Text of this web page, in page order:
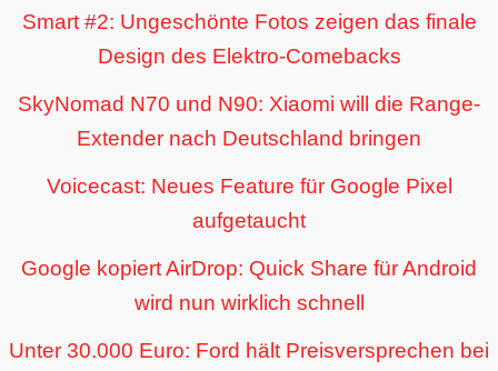
Smart #2: Ungeschönte Fotos zeigen das finale
Design des Elektro-Comebacks
SkyNomad N70 und N90: Xiaomi will die Range-
Extender nach Deutschland bringen
Voicecast: Neues Feature für Google Pixel
aufgetaucht
Google kopiert AirDrop: Quick Share für Android
wird nun wirklich schnell
Unter 30.000 Euro: Ford hält Preisversprechen bei